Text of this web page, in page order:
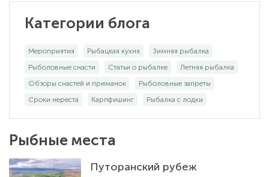
Категории блога
Мероприятия Рыбацкая кухня
Зимняя рыбалка
Рыболовные снасти
Статьи о рыбалке
Летняя рыбалка
Обзоры снастей и приманок
Рыболовные запреты
Сроки нереста
Карпфишинг Рыбалка с лодки
Рыбные места
Путоранский рубеж